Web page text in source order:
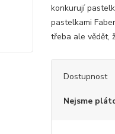
konkurují
pastelkami
třeba ale vědět,
Dostupnost
Nejsme